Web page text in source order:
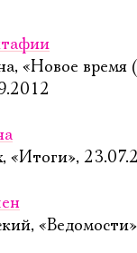
«Новое время
«Итоги»,